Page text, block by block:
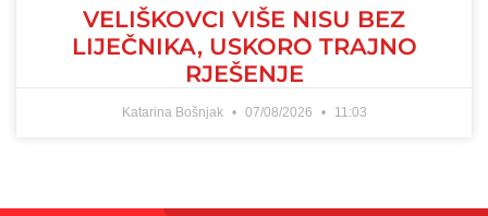
VELIŠKOVCI VIŠE NISU BEZ
LIJEČNIKA, USKORO TRAJNO
RJEŠENJE
Katarina Bošnjak 07/08/2026 11:03